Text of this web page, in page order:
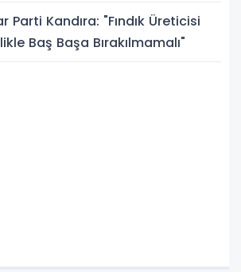
Parti Kandıra: "Fındık Üreticisi
Baş Başa Bırakılmamalı"